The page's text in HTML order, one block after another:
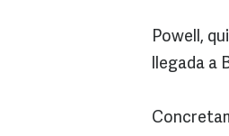
Powell,
llegada a